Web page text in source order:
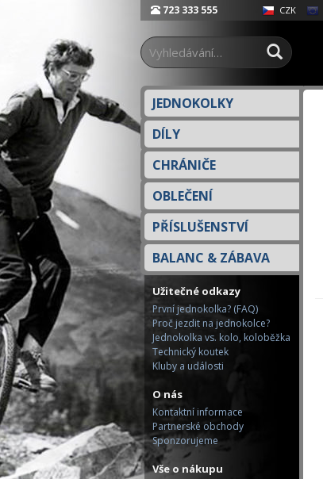
723 333 555 CZK
JEDNOKOLKY
DÍLY
CHRÁNIČE
OBLEČENÍ
PŘÍSLUŠENSTVÍ
BALANC & ZÁBAVA
Užitečné odkazy
První jednokolka? (FAQ)
Proč jezdit na jednokolce?
Jednokolka vs. kolo, koloběžka
Technický koutek
Kluby a události
O nás
Kontaktní informace
Partnerské obchody
Sponzorujeme
Vše o nákupu